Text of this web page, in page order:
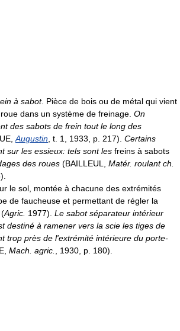
à sabot. Pièce de bois ou de métal qui vient
dans un système de freinage. On
des sabots de frein tout le long des
Augustin , t. 1, 1933, p. 217). Certains
sur les essieux: tels sont les freins à sabots
des roues (BAILLEUL, Matér. roulant ch.
le sol, montée à chacune des extrémités
de faucheuse et permettant de régler la
Agric. 1977). Le sabot séparateur intérieur
destiné à ramener vers la scie les tiges de
trop près de l'extrémité intérieure du porte-
Mach. agric. , 1930, p. 180).